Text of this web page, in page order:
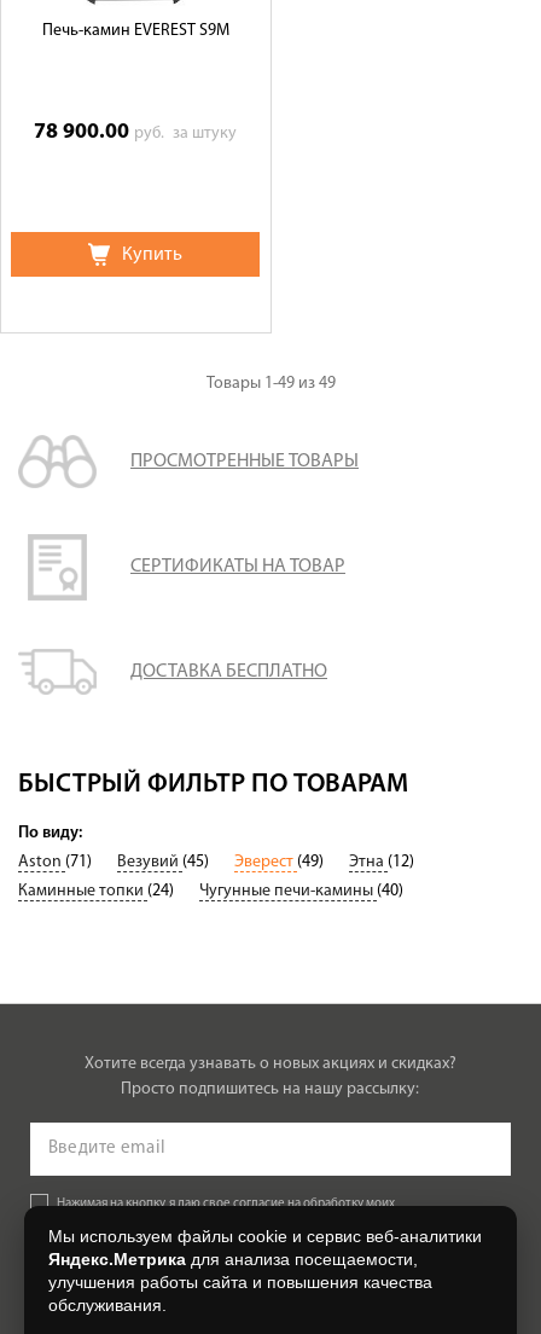
Печь-камин EVEREST S9М
78 900.00 руб.за штуку
Купить
Товары 1-49из 49
ПРОСМОТРЕННЫЕ ТОВАРЫ
СЕРТИФИКАТЫ НА ТОВАР
ДОСТАВКА БЕСПЛАТНО
БЫСТРЫЙ ФИЛЬТР ПО ТОВАРАМ
По виду:
Aston (71) Везувий (45) Эверест (49) Этна (12)
Каминные топки (24) Чугунные печи-камины (40)
Хотите всегда узнавать о новых акциях и скидках?
Просто подпишитесь на нашу рассылку:
Нажимая на кнопку, я даю свое согласие на обработку моих
Согласии на обработку персональных данных.
Мы используем файлы cookie и сервис веб-аналитики
Яндекс.Метрика для анализа посещаемости,
улучшения работы сайта и повышения качества
обслуживания.